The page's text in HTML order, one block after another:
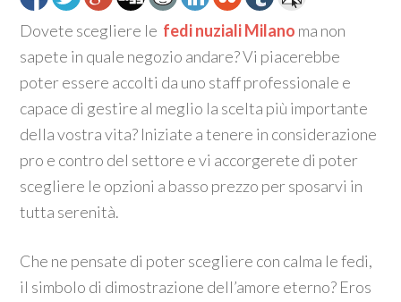
Dovete scegliere le fedi nuziali Milano ma non
sapete in quale negozio andare? Vi piacerebbe
poter essere accolti da uno staff professionale e
capace di gestire al meglio la scelta più importante
della vostra vita? Iniziate a tenere in considerazione
pro e contro del settore e vi accorgerete di poter
scegliere le opzioni a basso prezzo per sposarvi in
tutta serenità.
Che ne pensate di poter scegliere con calma le fedi,
il simbolo di dimostrazione dell’amore eterno? Eros